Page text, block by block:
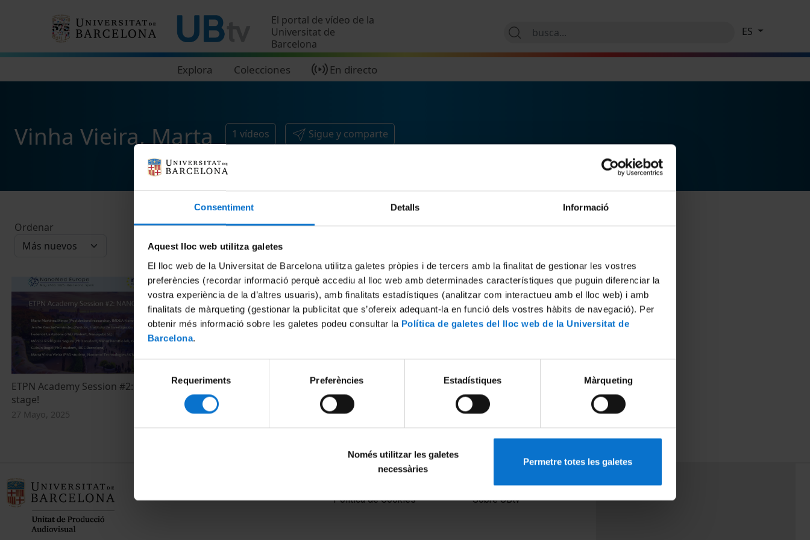
Consentiment Detalls Informació
Aquest lloc web utilitza galetes
El lloc web de la Universitat de Barcelona utilitza galetes pròpies i de tercers amb la finalitat de gestionar les vostres
preferències (recordar informació perquè accediu al lloc web amb determinades característiques que puguin diferenciar la
vostra experiència de la d’altres usuaris), amb finalitats estadístiques (analitzar com interactueu amb el lloc web) i amb
finalitats de màrqueting (gestionar la publicitat que s’ofereix adequant-la en funció dels vostres hàbits de navegació). Per
obtenir més informació sobre les galetes podeu consultar la Política de galetes del lloc web de la Universitat de
Barcelona.
consentiment
Requeriments Preferències Estadístiques Màrqueting
Només utilitzar les galetes
necessàries
Permetre totes les galetes
El portal de vídeo de la
Universitat de
Barcelona
Explora Colecciones En directo
ES
Vinha Vieira, Marta 1 vídeos Sigue y comparte
Ordenar
ETPN Academy Session #2: NANOCARE on
stage!
27 Mayo, 2025
Política de Cookies
Sobre UBtv